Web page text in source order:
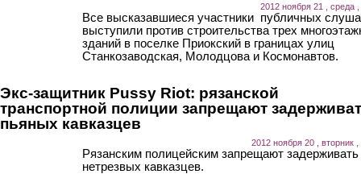
2012 ноября 21 , среда ,
Все высказавшиеся участники публичных
выступили против строительства трех
зданий в поселке Приокский в границах улиц
Станкозаводская, Молодцова и Космонавтов.
Экс-защитник Pussy Riot: рязанской
транспортной полиции запрещают
пьяных кавказцев
2012 ноября 20 , вторник ,
Рязанским полицейским запрещают задерживать
нетрезвых кавказцев.